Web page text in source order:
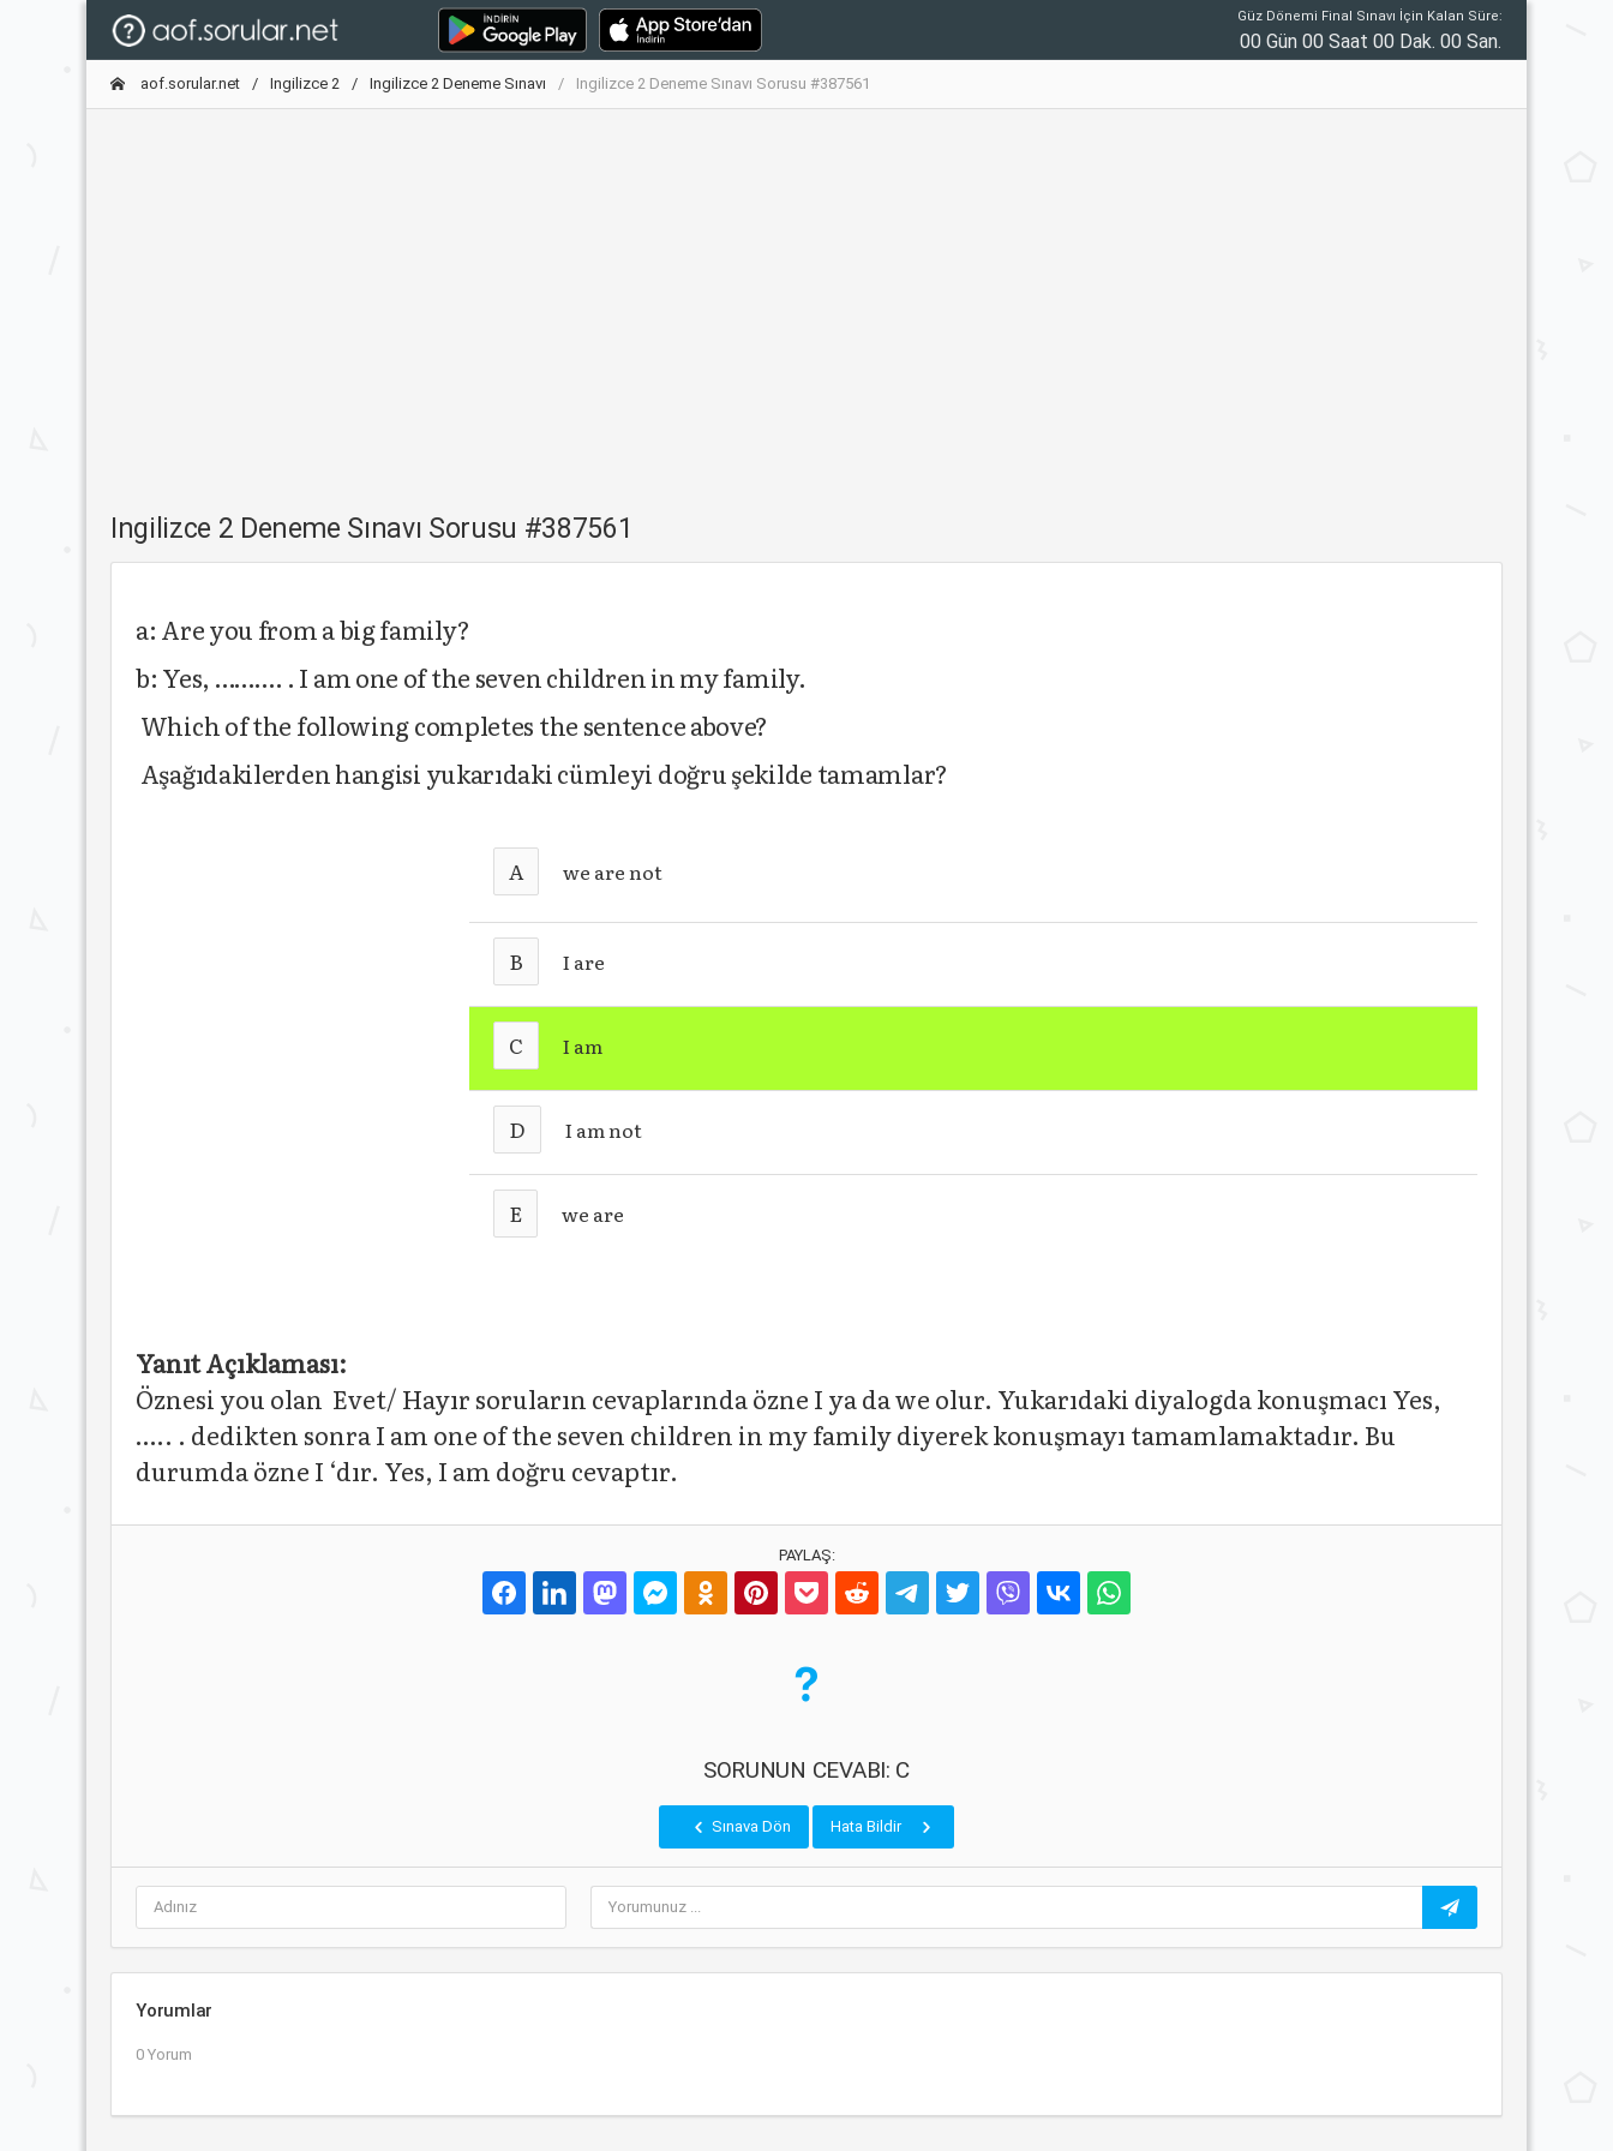
Güz Dönemi Final Sınavı İçin Kalan Süre:
00 Gün 00 Saat 00 Dak. 00 San.
aof.sorular.net Ingilizce 2 Ingilizce 2 Deneme Sınavı Ingilizce 2 Deneme Sınavı Sorusu #387561
Ingilizce 2 Deneme Sınavı Sorusu #387561
a: Are you from a big family?
b: Yes, ………. . I am one of the seven children in my family.
Which of the following completes the sentence above?
Aşağıdakilerden hangisi yukarıdaki cümleyi doğru şekilde tamamlar?
A we are not
B I are
C I am
D I am not
E we are
Yanıt Açıklaması:
Öznesi you olan Evet/ Hayır soruların cevaplarında özne I ya da we olur. Yukarıdaki diyalogda konuşmacı Yes,
….. . dedikten sonra I am one of the seven children in my family diyerek konuşmayı tamamlamaktadır. Bu
durumda özne I ‘dır. Yes, I am doğru cevaptır.
PAYLAŞ:
SORUNUN CEVABI: C
Sınava Dön Hata Bildir
Yorumlar
0 Yorum